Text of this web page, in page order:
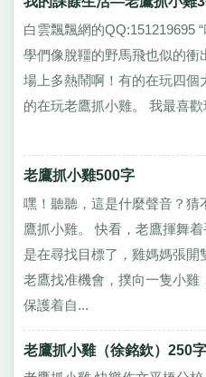
白雲飄飄網的QQ:151219695
學們像脫韁的野馬飛也似的衝
場上多熱鬧啊！有的在玩四
的在玩老鷹抓小雞。 我最喜
老鷹抓小雞500字
嘿！聽聽，這是什麼聲音？
鷹抓小雞。 快看，老鷹揮舞
是在尋找目標了，雞媽媽張開
老鷹找准機會，撲向一隻小雞
保護着自...
老鷹抓小雞（徐銘欽）250字